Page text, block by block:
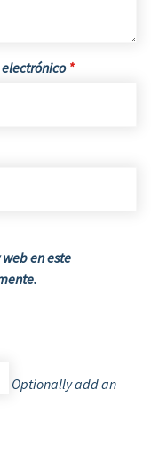
electrónico*
en este
Optionally add an